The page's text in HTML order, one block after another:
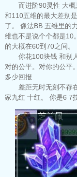
而进阶90灵性 大概
和110五维的最大差别
了。 像法BB 五维里的
维也不是说个个都是10
的大概在60到70之间。
你花100块钱 和别人
对的公平。对你的公平
多少回报
差距无时无刻不存在
家九红 十红。 你是6 7